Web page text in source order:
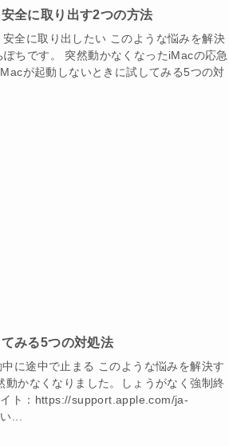
全に取り出す2つの方法
全に取り出したい このような悩みを解決
ちです。 突然動かなくなったiMacの応急
が起動しないときに試してみる5つの対
みる5つの対処法
に途中で止まる このような悩みを解決す
かなくなりました。しょうがなく強制終
ト：https://support.apple.com/ja-
...